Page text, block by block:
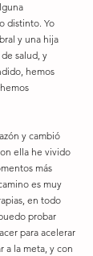
distinto. Yo
y una hija
salud, y
hemos
y cambió
ella he vivido
más
es muy
en todo
probar
para acelerar
a la meta, y con